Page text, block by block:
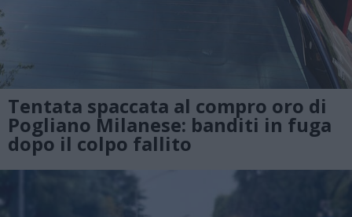
Tentata spaccata al compro oro di
Pogliano Milanese: banditi in fuga
dopo il colpo fallito